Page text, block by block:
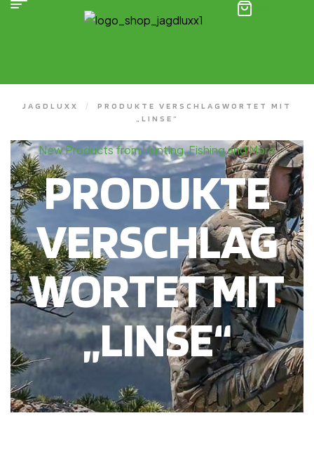
JAGDLUXX /
PRODUKTE VERSCHLAGWORTET MIT
„LINSE“
New Products from Hunting, Fishing and More
PRODUKTE
VERSCHLAG
WORTET MIT
„LINSE“